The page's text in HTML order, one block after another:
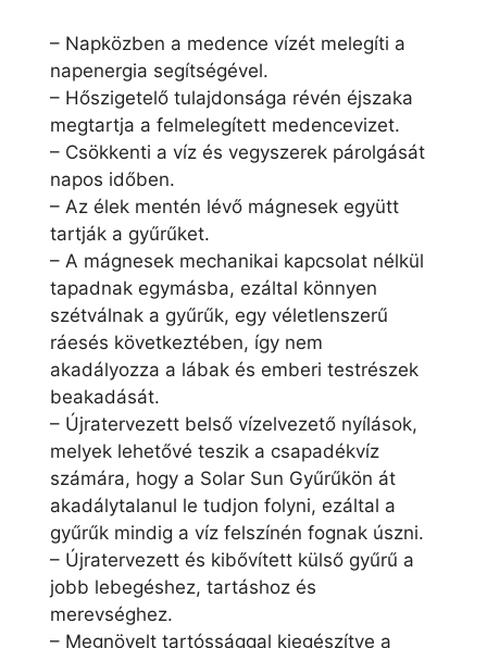
– Napközben a medence vízét melegíti a
napenergia segítségével.
– Hőszigetelő tulajdonsága révén éjszaka
megtartja a felmelegített medencevizet.
– Csökkenti a víz és vegyszerek párolgását
napos időben.
– Az élek mentén lévő mágnesek együtt
tartják a gyűrűket.
– A mágnesek mechanikai kapcsolat nélkül
tapadnak egymásba, ezáltal könnyen
szétválnak a gyűrűk, egy véletlenszerű
ráesés következtében, így nem
akadályozza a lábak és emberi testrészek
beakadását.
– Újratervezett belső vízelvezető nyílások,
melyek lehetővé teszik a csapadékvíz
számára, hogy a Solar Sun Gyűrűkön át
akadálytalanul le tudjon folyni, ezáltal a
gyűrűk mindig a víz felszínén fognak úszni.
– Újratervezett és kibővített külső gyűrű a
jobb lebegéshez, tartáshoz és
merevséghez.
– Megnövelt tartóssággal kiegészítve a